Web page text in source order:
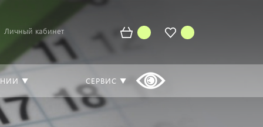
Личный кабинет
▼ СЕРВИС ▼